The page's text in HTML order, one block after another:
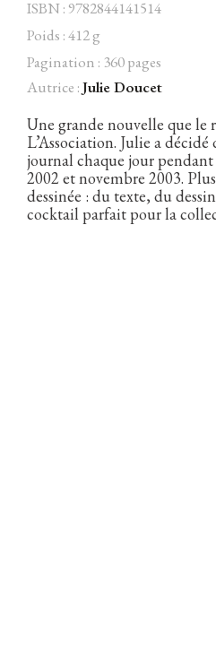
Facebook Instagram
ISBN : 9782844141514
Poids : 412 g
Pagination : 360 pages
Autrice :Julie Doucet
Une grande nouvelle que le
L’Association. Julie a
journal chaque jour
2002 et novembre 2003.
dessinée : du texte, du
cocktail parfait pour la